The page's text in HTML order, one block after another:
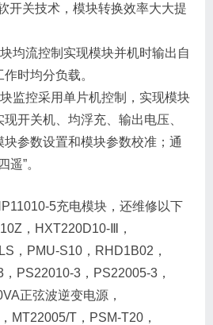
开关技术，模块转换效率大大提
均流控制实现模块并机时输出自
时均分负载。
监控采用单片机控制，实现模块
开关机、均浮充、输出电压、
参数设置和模块参数校准；通
遥”。
5充电模块，还维修以下
，HXT220D10-Ⅲ，
，PMU-S10，RHD1B02，
PS22010-3，PS22005-3，
正弦波逆变电源，
MT22005/T，PSM-T20，